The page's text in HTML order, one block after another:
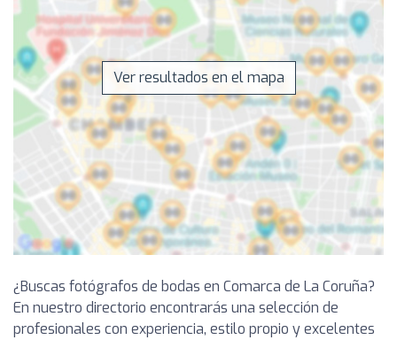
Ver resultados en el mapa
¿Buscas fotógrafos de bodas en Comarca de La Coruña?
En nuestro directorio encontrarás una selección de
profesionales con experiencia, estilo propio y excelentes